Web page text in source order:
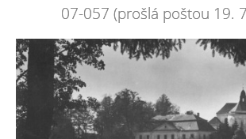
07-057 (prošlá poštou 19.